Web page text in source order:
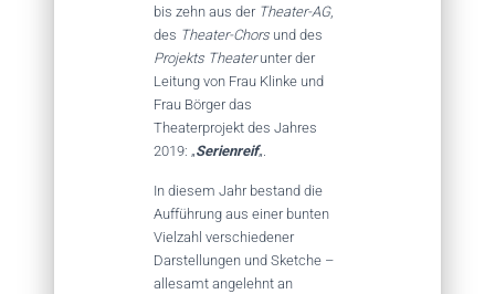
bis zehn aus der Theater-AG,
des Theater-Chors und des
Projekts Theaterunter der
Leitung von Frau Klinke und
Frau Börger das
Theaterprojekt des Jahres
2019: „Serienreif„.
In diesem Jahr bestand die
Aufführung aus einer bunten
Vielzahl verschiedener
Darstellungen und Sketche –
allesamt angelehnt an